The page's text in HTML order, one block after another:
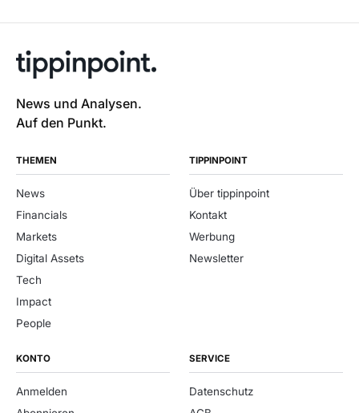
News und Analysen.
Auf den Punkt.
THEMEN
News
Financials
Markets
Digital Assets
Tech
Impact
People
TIPPINPOINT
Über tippinpoint
Kontakt
Werbung
Newsletter
KONTO
Anmelden
SERVICE
Datenschutz